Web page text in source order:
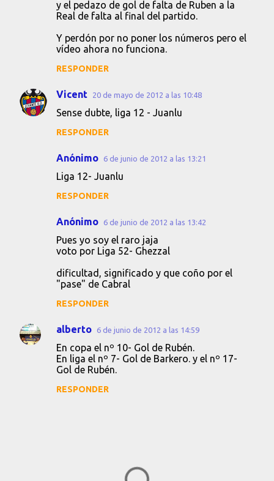
y el pedazo de gol de falta de Ruben a la
Real de falta al final del partido.
Y perdón por no poner los números pero el
vídeo ahora no funciona.
RESPONDER
Vicent 20 de mayo de 2012 a las 10:48
Sense dubte, liga 12 - Juanlu
RESPONDER
Anónimo 6 de junio de 2012 a las 13:21
Liga 12- Juanlu
RESPONDER
Anónimo 6 de junio de 2012 a las 13:42
Pues yo soy el raro jaja
voto por Liga 52- Ghezzal
dificultad, significado y que coño por el
"pase" de Cabral
RESPONDER
alberto 6 de junio de 2012 a las 14:59
En copa el nº 10- Gol de Rubén.
En liga el nº 7- Gol de Barkero. y el nº 17-
Gol de Rubén.
RESPONDER